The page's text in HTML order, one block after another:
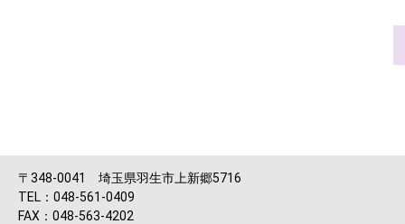
〒348-0041 埼玉県羽生市上新郷5716
TEL：048-561-0409
FAX：048-563-4202